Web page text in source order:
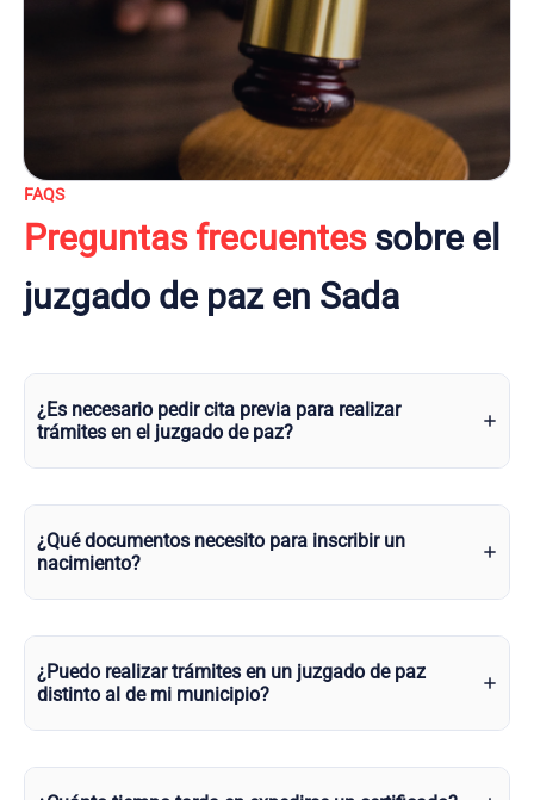
FAQS
Preguntas frecuentessobre el
juzgado de paz en Sada
¿Es necesario pedir cita previa para realizar
trámites en el juzgado de paz?
¿Qué documentos necesito para inscribir un
nacimiento?
¿Puedo realizar trámites en un juzgado de paz
distinto al de mi municipio?